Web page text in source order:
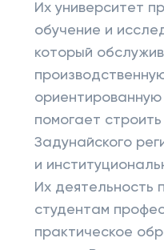
Их университет
обучение и
который
помогает
Задунайского
и
Их деятельность
студентам
практическое